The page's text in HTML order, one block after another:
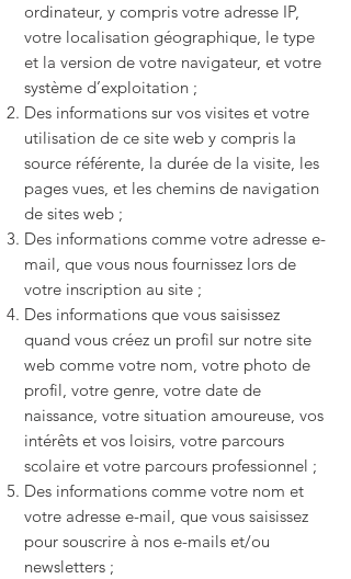
ordinateur, y compris votre adresse IP,
votre localisation géographique, le type
et la version de votre navigateur, et votre
système d’exploitation ;
Des informations sur vos visites et votre
utilisation de ce site web y compris la
source référente, la durée de la visite, les
pages vues, et les chemins de navigation
de sites web ;
Des informations comme votre adresse e-
mail, que vous nous fournissez lors de
votre inscription au site ;
Des informations que vous saisissez
quand vous créez un profil sur notre site
web comme votre nom, votre photo de
profil, votre genre, votre date de
naissance, votre situation amoureuse, vos
intérêts et vos loisirs, votre parcours
scolaire et votre parcours professionnel ;
Des informations comme votre nom et
votre adresse e-mail, que vous saisissez
pour souscrire à nos e-mails et/ou
newsletters ;